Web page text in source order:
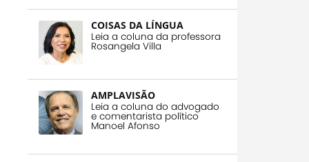
COISAS DA LÍNGUA
Leia a coluna da professora
Rosangela Villa
AMPLAVISÃO
Leia a coluna do advogado
e comentarista político
Manoel Afonso